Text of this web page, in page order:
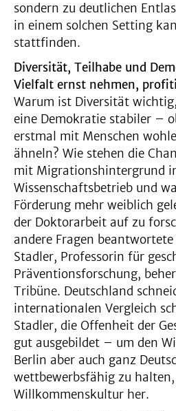
sondern zu deutlichen
in einem solchen Setting
stattfinden.
Diversität, Teilhabe und
Vielfalt ernst nehmen,
Warum ist Diversität
eine Demokratie stabiler –
erstmal mit Menschen
ähneln? Wie stehen die
mit Migrationshintergrund
Wissenschaftsbetrieb und
Förderung mehr weiblich
der Doktorarbeit auf zu
andere Fragen
Stadler, Professorin für
Präventionsforschung,
Tribüne. Deutschland
internationalen Vergleich
Stadler, die Offenheit der
gut ausgebildet – um den
Berlin aber auch ganz
wettbewerbsfähig zu halten,
Willkommenskultur her.